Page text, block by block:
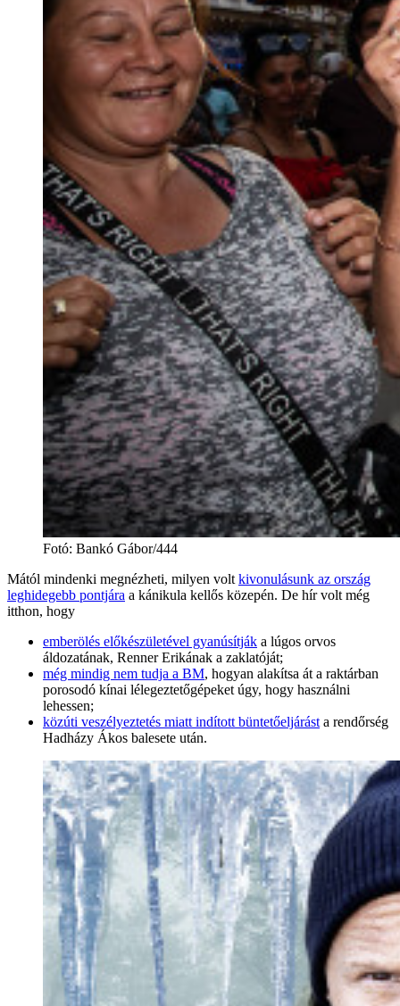
Fotó: Bankó Gábor/444
Mától mindenki megnézheti, milyen volt kivonulásunk az ország
leghidegebb pontjára a kánikula kellős közepén. De hír volt még
itthon, hogy
emberölés előkészületével gyanúsítják a lúgos orvos
áldozatának, Renner Erikának a zaklatóját;
még mindig nem tudja a BM, hogyan alakítsa át a raktárban
porosodó kínai lélegeztetőgépeket úgy, hogy használni
lehessen;
közúti veszélyeztetés miatt indított büntetőeljárást a rendőrség
Hadházy Ákos balesete után.